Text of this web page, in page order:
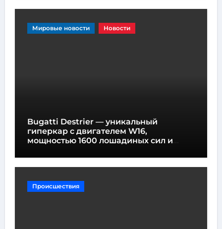
Мировые новости Новости
Bugatti Destrier — уникальный
гиперкар с двигателем W16,
мощностью 1600 лошадиных сил и
Происшествия